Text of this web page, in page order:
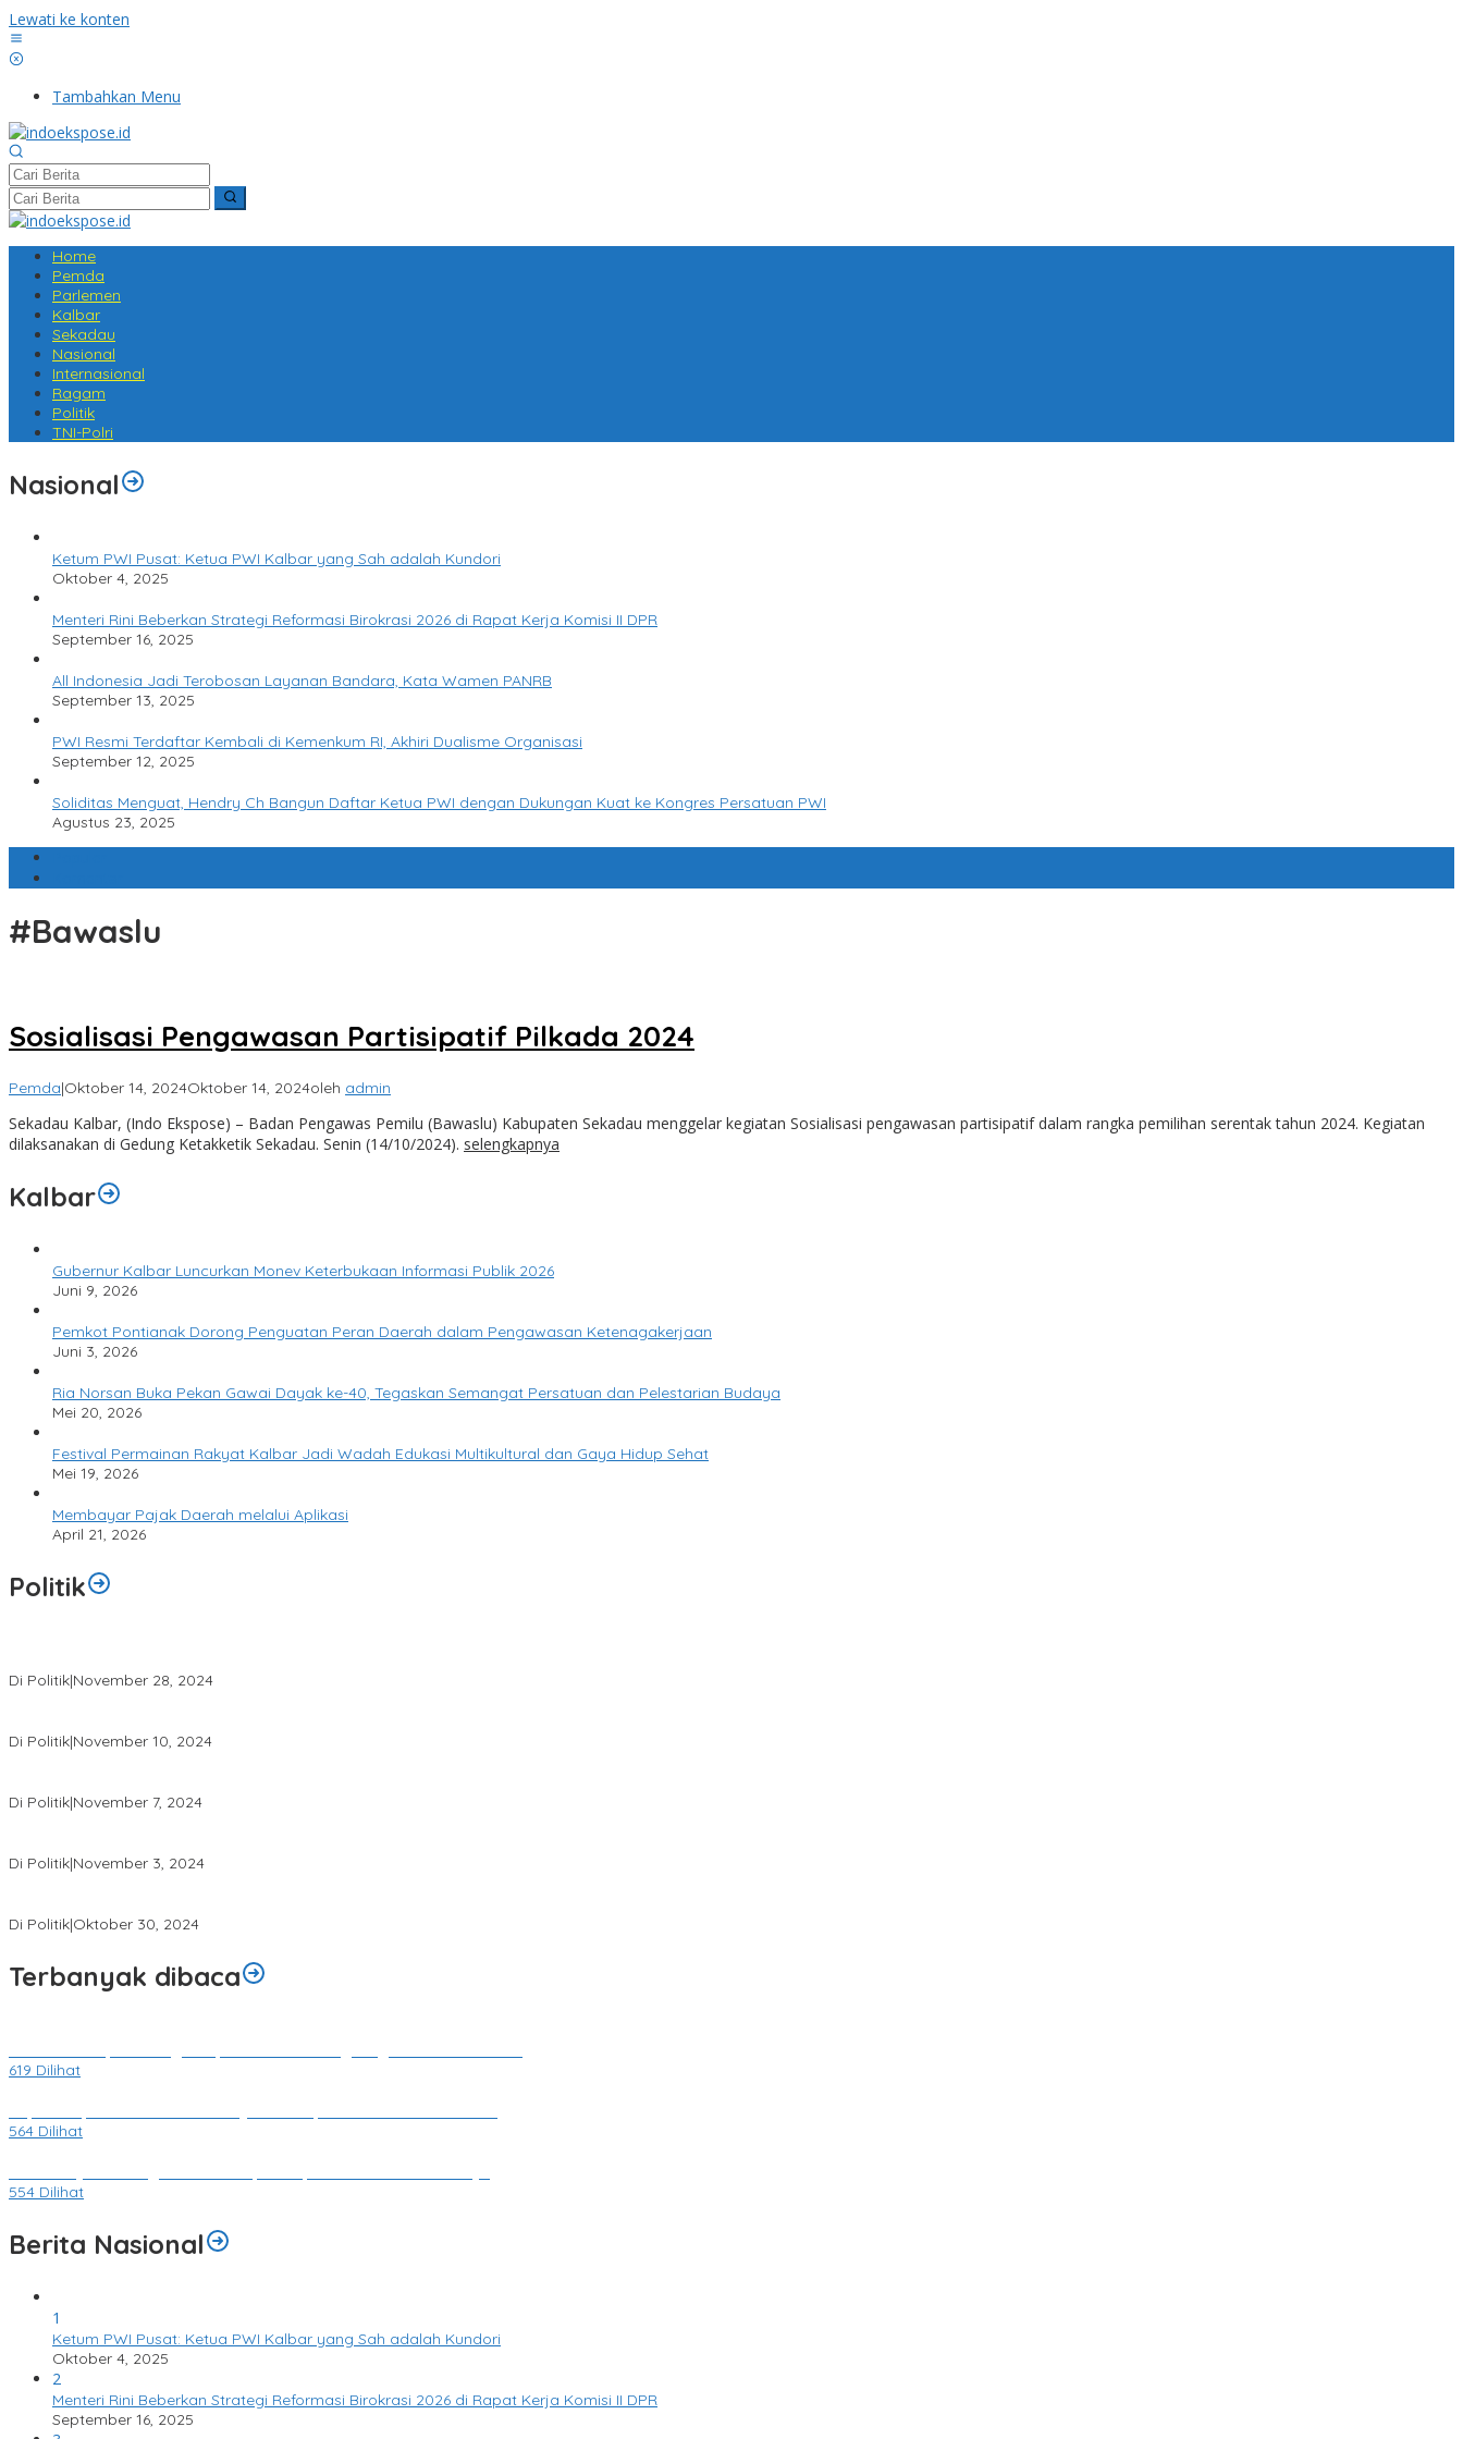
Lewati ke konten
Tambahkan Menu
Home
Pemda
Parlemen
Kalbar
Sekadau
Nasional
Internasional
Ragam
Politik
TNI-Polri
Nasional
Ketum PWI Pusat: Ketua PWI Kalbar yang Sah adalah Kundori
Oktober 4, 2025
Menteri Rini Beberkan Strategi Reformasi Birokrasi 2026 di Rapat Kerja Komisi II DPR
September 16, 2025
All Indonesia Jadi Terobosan Layanan Bandara, Kata Wamen PANRB
September 13, 2025
PWI Resmi Terdaftar Kembali di Kemenkum RI, Akhiri Dualisme Organisasi
September 12, 2025
Soliditas Menguat, Hendry Ch Bangun Daftar Ketua PWI dengan Dukungan Kuat ke Kongres Persatuan PWI
Agustus 23, 2025
#Bawaslu
Sosialisasi Pengawasan Partisipatif Pilkada 2024
Pemda|Oktober 14, 2024Oktober 14, 2024oleh admin
Sekadau Kalbar, (Indo Ekspose) – Badan Pengawas Pemilu (Bawaslu) Kabupaten Sekadau menggelar kegiatan Sosialisasi pengawasan partisipatif dalam rangka pemilihan serentak tahun 2024. Kegiatan
dilaksanakan di Gedung Ketakketik Sekadau. Senin (14/10/2024). selengkapnya
Kalbar
Gubernur Kalbar Luncurkan Monev Keterbukaan Informasi Publik 2026
Juni 9, 2026
Pemkot Pontianak Dorong Penguatan Peran Daerah dalam Pengawasan Ketenagakerjaan
Juni 3, 2026
Ria Norsan Buka Pekan Gawai Dayak ke-40, Tegaskan Semangat Persatuan dan Pelestarian Budaya
Mei 20, 2026
Festival Permainan Rakyat Kalbar Jadi Wadah Edukasi Multikultural dan Gaya Hidup Sehat
Mei 19, 2026
Membayar Pajak Daerah melalui Aplikasi
April 21, 2026
Politik
Di Politik|November 28, 2024
Di Politik|November 10, 2024
Di Politik|November 7, 2024
Di Politik|November 3, 2024
Di Politik|Oktober 30, 2024
Terbanyak dibaca
619 Dilihat
564 Dilihat
554 Dilihat
Berita Nasional
1
Ketum PWI Pusat: Ketua PWI Kalbar yang Sah adalah Kundori
Oktober 4, 2025
2
Menteri Rini Beberkan Strategi Reformasi Birokrasi 2026 di Rapat Kerja Komisi II DPR
September 16, 2025